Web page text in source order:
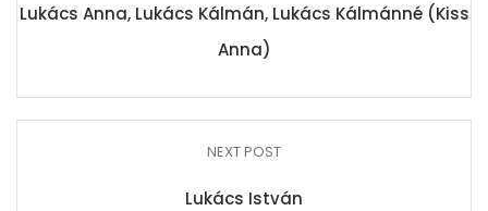
Lukács Anna, Lukács Kálmán, Lukács Kálmánné (Kiss
Anna)
NEXT POST
Lukács István